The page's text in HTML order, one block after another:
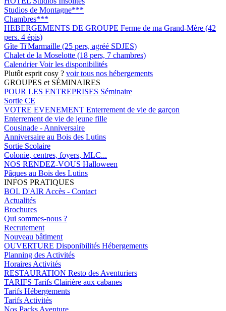
Studios de Montagne***
Chambres***
HEBERGEMENTS DE GROUPE Ferme de ma Grand-Mère (42
pers. 4 épis)
Gîte Ti'Marmaille (25 pers, agréé SDJES)
Chalet de la Moselotte (18 pers, 7 chambres)
CalendrierVoir les disponibilités
Plutôt esprit cosy ? voir tous nos hébergements
GROUPES et SÉMINAIRES
POUR LES ENTREPRISES Séminaire
Sortie CE
VOTRE EVENEMENT Enterrement de vie de garçon
Enterrement de vie de jeune fille
Cousinade - Anniversaire
Anniversaire au Bois des Lutins
Sortie Scolaire
Colonie, centres, foyers, MLC...
NOS RENDEZ-VOUS Halloween
Pâques au Bois des Lutins
INFOS PRATIQUES
BOL D'AIR Accès - Contact
Actualités
Brochures
Qui sommes-nous ?
Recrutement
Nouveau bâtiment
OUVERTURE Disponibilités Hébergements
Planning des Activités
Horaires Activités
RESTAURATION Resto des Aventuriers
TARIFS Tarifs Clairière aux cabanes
Tarifs Hébergements
Tarifs Activités
Nos Packs Aventure